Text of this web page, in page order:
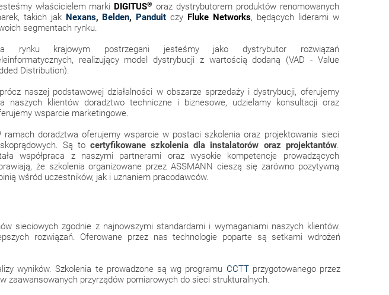
właścicielem marki DIGITUS® oraz dystrybutorem produktów renomowanych
takich jak Nexans, Belden, Panduit czy Fluke Networks, będących liderami w
segmentach rynku.
rynku krajowym postrzegani jesteśmy jako dystrybutor rozwiązań
realizujący model dystrybucji z wartością dodaną (VAD - Value
Distribution).
naszej podstawowej działalności w obszarze sprzedaży i dystrybucji, oferujemy
naszych klientów doradztwo techniczne i biznesowe, udzielamy konsultacji oraz
wsparcie marketingowe.
ramach doradztwa oferujemy wsparcie w postaci szkolenia oraz projektowania sieci
Są tocertyfikowane szkolenia dla instalatorów oraz projektantów.
współpraca z naszymi partnerami oraz wysokie kompetencje prowadzących
że szkolenia organizowane przez ASSMANN cieszą się zarówno pozytywną
wśród uczestników, jak i uznaniem pracodawców.
sieciowych zgodnie z najnowszymi standardami i wymaganiami naszych klientów.
rozwiązań. Oferowane przez nas technologie poparte są setkami wdrożeń
wyników. Szkolenia te prowadzone są wg programu CCTTprzygotowanego przez
zaawansowanych przyrządów pomiarowych do sieci strukturalnych.